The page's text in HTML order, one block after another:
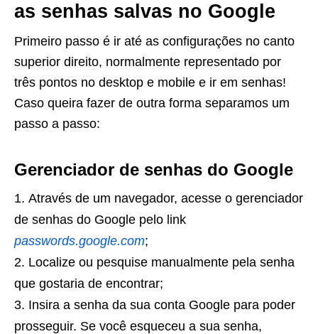
as senhas salvas no Google
Primeiro passo é ir até as configurações no canto
superior direito, normalmente representado por
três pontos no desktop e mobile e ir em senhas!
Caso queira fazer de outra forma separamos um
passo a passo:
Gerenciador de senhas do Google
Através de um navegador, acesse o gerenciador
de senhas do Google pelo link
passwords.google.com;
Localize ou pesquise manualmente pela senha
que gostaria de encontrar;
Insira a senha da sua conta Google para poder
prosseguir. Se você esqueceu a sua senha,